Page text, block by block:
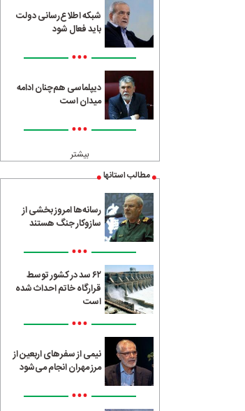
شبکه اطلاع‌رسانی دولت
باید فعال شود
•••
دیپلماسی هم‌چنان ادامه
میدان است
•••
بیشتر
مطالب استانها
رسانه‌ها امروز بخشی از
سازوکار جنگ هستند
•••
۶۲ سد در کشور توسط
قرارگاه خاتم احداث شده
است
•••
نیمی از سفرهای اربعین از
مرز مهران انجام می‌شود
•••